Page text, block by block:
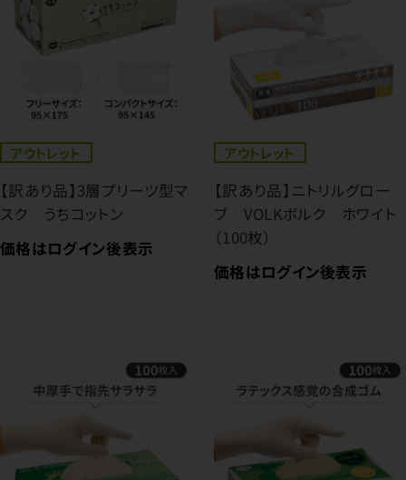
アウトレット
【訳あり品】3層プリーツ型マ
スク うちコットン
価格はログイン後表示
アウトレット
【訳あり品】ニトリルグロー
ブ VOLKボルク ホワイト
（100枚）
価格はログイン後表示